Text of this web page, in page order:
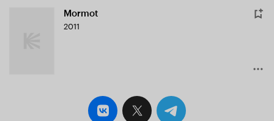
Mormot
2011